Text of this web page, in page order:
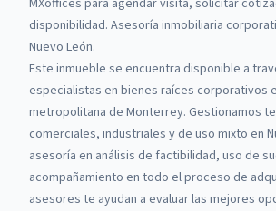
MXoffices para agendar visita, solicitar
disponibilidad. Asesoría inmobiliaria
Nuevo León.
Este inmueble se encuentra disponible a
especialistas en bienes raíces corporativos
metropolitana de Monterrey. Gestionamos
comerciales, industriales y de uso mixto en
asesoría en análisis de factibilidad, uso de
acompañamiento en todo el proceso de
asesores te ayudan a evaluar las mejores